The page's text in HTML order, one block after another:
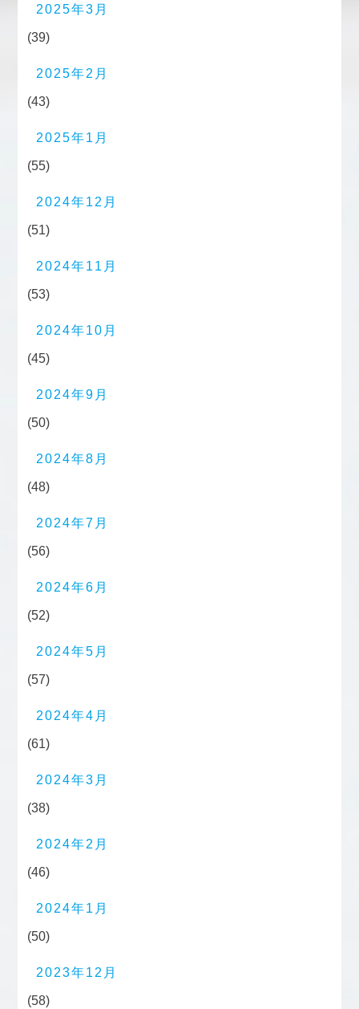
2025年3月
(39)
2025年2月
(43)
2025年1月
(55)
2024年12月
(51)
2024年11月
(53)
2024年10月
(45)
2024年9月
(50)
2024年8月
(48)
2024年7月
(56)
2024年6月
(52)
2024年5月
(57)
2024年4月
(61)
2024年3月
(38)
2024年2月
(46)
2024年1月
(50)
2023年12月
(58)